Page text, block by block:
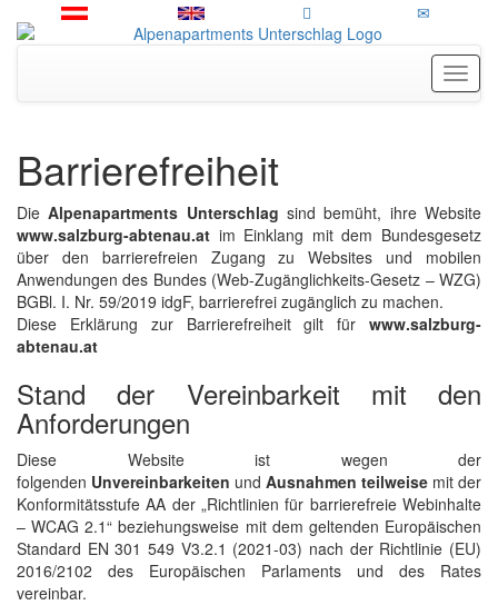
Barrierefreiheit
DieAlpenapartments Unterschlag sind bemüht, ihre Website
www.salzburg-abtenau.at im Einklang mit dem Bundesgesetz
über den barrierefreien Zugang zu Websites und mobilen
Anwendungen des Bundes (Web-Zugänglichkeits-Gesetz – WZG)
BGBl. I. Nr. 59/2019 idgF, barrierefrei zugänglich zu machen.
Diese Erklärung zur Barrierefreiheit gilt für www.salzburg-
abtenau.at
Stand der Vereinbarkeit mit den
Anforderungen
Diese Website ist wegen der
folgenden Unvereinbarkeiten und Ausnahmen teilweise mit der
Konformitätsstufe AA der „Richtlinien für barrierefreie Webinhalte
– WCAG 2.1“ beziehungsweise mit dem geltenden Europäischen
Standard EN 301 549 V3.2.1 (2021-03) nach der Richtlinie (EU)
2016/2102 des Europäischen Parlaments und des Rates
vereinbar.